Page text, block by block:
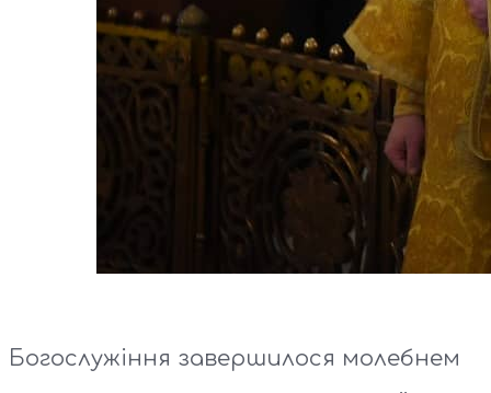
Богослужіння завершилося молебнем